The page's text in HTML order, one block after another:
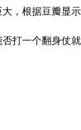
，根据豆瓣显
打一个翻身仗就